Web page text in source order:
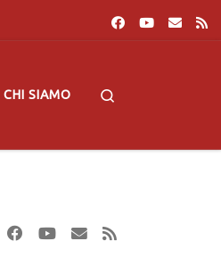
CHI SIAMO